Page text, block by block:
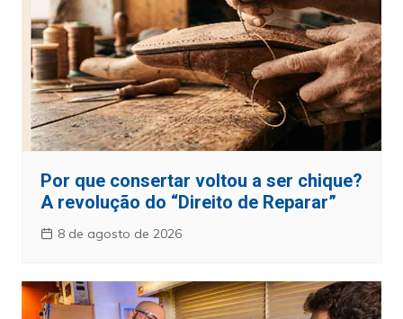
Por que consertar voltou a ser chique?
A revolução do “Direito de Reparar”
8 de agosto de 2026